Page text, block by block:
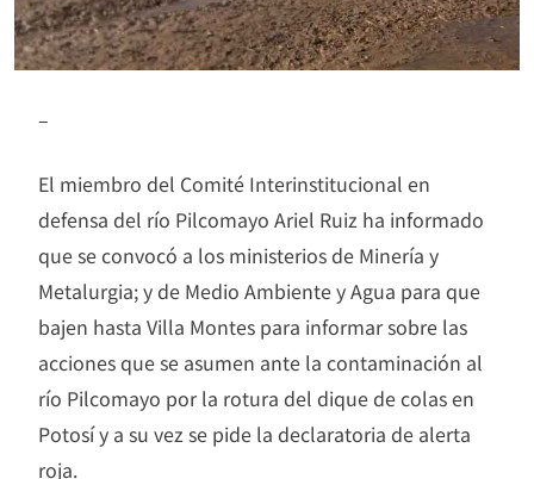
–
El miembro del Comité Interinstitucional en
defensa del río Pilcomayo Ariel Ruiz ha informado
que se convocó a los ministerios de Minería y
Metalurgia; y de Medio Ambiente y Agua para que
bajen hasta Villa Montes para informar sobre las
acciones que se asumen ante la contaminación al
río Pilcomayo por la rotura del dique de colas en
Potosí y a su vez se pide la declaratoria de alerta
roja.